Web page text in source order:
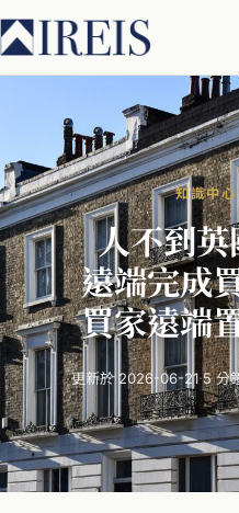
知識中
人不到英
遠端完成
買家遠端
更新於 2026-06-21·5 分